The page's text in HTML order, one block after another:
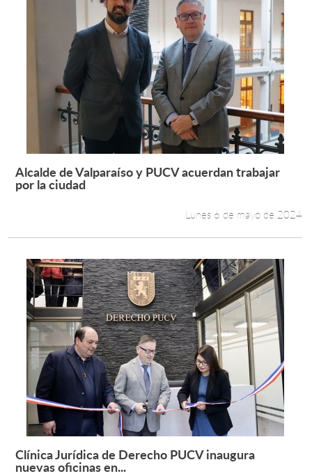
Leer más +
Alcalde de Valparaíso y PUCV acuerdan trabajar
por la ciudad
Lunes 6 de mayo de 2024
Leer más +
Clínica Jurídica de Derecho PUCV inaugura
nuevas oficinas en...